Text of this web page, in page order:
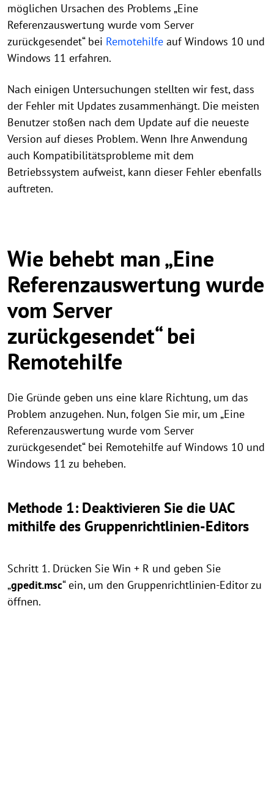
möglichen Ursachen des Problems „Eine
Referenzauswertung wurde vom Server
zurückgesendet“ bei Remotehilfe auf Windows 10 und
Windows 11 erfahren.
Nach einigen Untersuchungen stellten wir fest, dass
der Fehler mit Updates zusammenhängt. Die meisten
Benutzer stoßen nach dem Update auf die neueste
Version auf dieses Problem. Wenn Ihre Anwendung
auch Kompatibilitätsprobleme mit dem
Betriebssystem aufweist, kann dieser Fehler ebenfalls
auftreten.
Wie behebt man „Eine
Referenzauswertung wurde
vom Server
zurückgesendet“ bei
Remotehilfe
Die Gründe geben uns eine klare Richtung, um das
Problem anzugehen. Nun, folgen Sie mir, um „Eine
Referenzauswertung wurde vom Server
zurückgesendet“ bei Remotehilfe auf Windows 10 und
Windows 11 zu beheben.
Methode 1: Deaktivieren Sie die UAC
mithilfe des Gruppenrichtlinien-Editors
Schritt 1. Drücken Sie Win + R und geben Sie
„gpedit.msc“ ein, um den Gruppenrichtlinien-Editor zu
öffnen.